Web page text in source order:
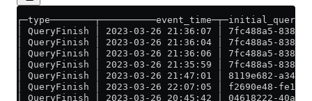
│ QueryFinish │ 2023-03-26 21:36:07 │ 7fc488a5-838f-
│ QueryFinish │ 2023-03-26 21:36:04 │ 7fc488a5-838f-
│ QueryFinish │ 2023-03-26 21:36:06 │ 7fc488a5-838f-
│ QueryFinish │ 2023-03-26 21:35:59 │ 7fc488a5-838f-
│ QueryFinish │ 2023-03-26 21:47:01 │ 8119e682-
│ QueryFinish │ 2023-03-26 22:07:05 │ f2690e48-fe1e-
│ QueryFinish │ 2023-03-26 20:45:42 │ 04618222-